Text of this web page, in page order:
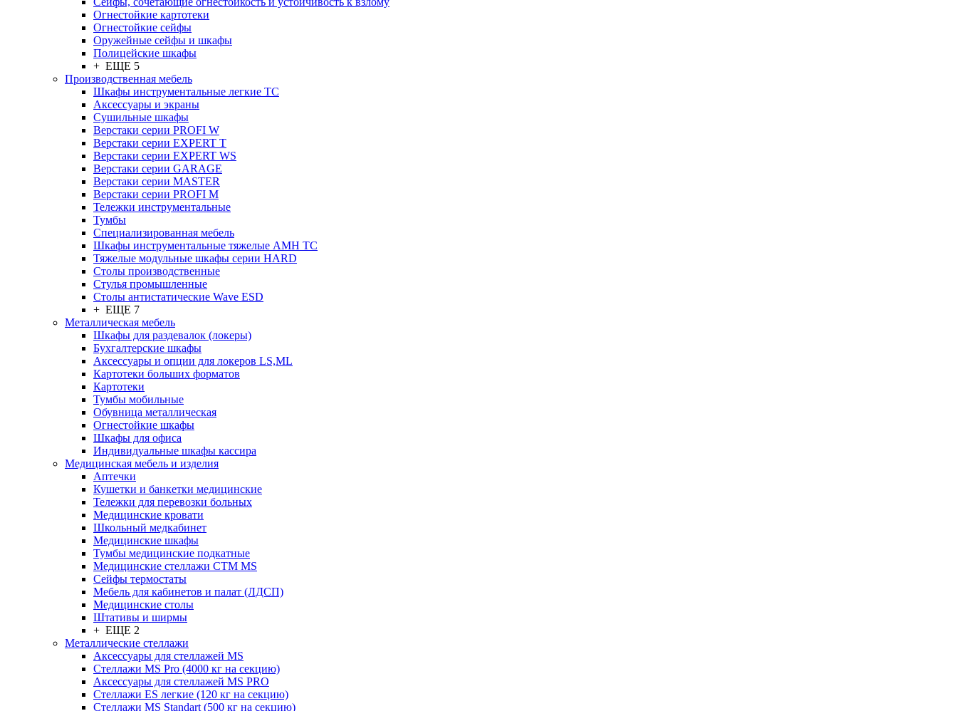
Огнестойкие картотеки
Огнестойкие сейфы
Оружейные сейфы и шкафы
Полицейские шкафы
+ ЕЩЕ 5
Производственная мебель
Шкафы инструментальные легкие ТС
Аксессуары и экраны
Cушильные шкафы
Верстаки серии PROFI W
Верстаки серии EXPERT T
Верстаки серии EXPERT WS
Верстаки серии GARAGE
Верстаки серии MASTER
Верстаки серии PROFI M
Тележки инструментальные
Тумбы
Cпециализированная мебель
Шкафы инструментальные тяжелые AMH TC
Тяжелые модульные шкафы серии HARD
Столы производственные
Стулья промышленные
Столы антистатические Wave ESD
+ ЕЩЕ 7
Металлическая мебель
Шкафы для раздевалок (локеры)
Бухгалтерские шкафы
Аксессуары и опции для локеров LS,ML
Картотеки больших форматов
Картотеки
Тумбы мобильные
Обувница металлическая
Огнестойкие шкафы
Шкафы для офиса
Индивидуальные шкафы кассира
Медицинская мебель и изделия
Аптечки
Кушетки и банкетки медицинские
Тележки для перевозки больных
Медицинские кровати
Школьный медкабинет
Медицинские шкафы
Тумбы медицинские подкатные
Медицинские стеллажи CTM MS
Сейфы термостаты
Мебель для кабинетов и палат (ЛДСП)
Медицинские столы
Штативы и ширмы
+ ЕЩЕ 2
Металлические стеллажи
Аксессуары для стеллажей MS
Стеллажи MS Pro (4000 кг на секцию)
Аксессуары для стеллажей MS PRO
Стеллажи ES легкие (120 кг на секцию)
Стеллажи MS Standart (500 кг на секцию)